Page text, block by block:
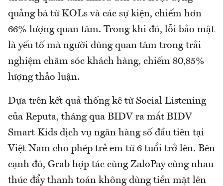
quảng bá từ KOLs và các sự kiện, chiếm hơn
66% lượng quan tâm. Trong khi đó, lỗi bảo mật
là yếu tố mà người dùng quan tâm trong trải
nghiệm chăm sóc khách hàng, chiếm 80,85%
lượng thảo luận.
Dựa trên kết quả thống kê từ Social Listening
của Reputa, tháng qua BIDV ra mắt BIDV
Smart Kids dịch vụ ngân hàng số đầu tiên tại
Việt Nam cho phép trẻ em từ 6 tuổi trở lên. Bên
cạnh đó, Grab hợp tác cùng ZaloPay cùng nhau
thúc đẩy thanh toán không dùng tiền mặt lên